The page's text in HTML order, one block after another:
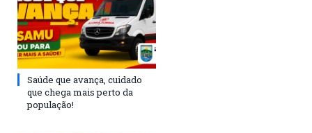
Saúde que avança, cuidado
que chega mais perto da
população!